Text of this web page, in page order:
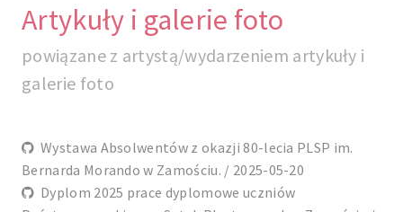
Artykuły i galerie foto
powiązane z artystą/wydarzeniem artykuły i
galerie foto
Wystawa Absolwentów z okazji 80-lecia PLSP im.
Bernarda Morando w Zamościu. / 2025-05-20
Dyplom 2025 prace dyplomowe uczniów